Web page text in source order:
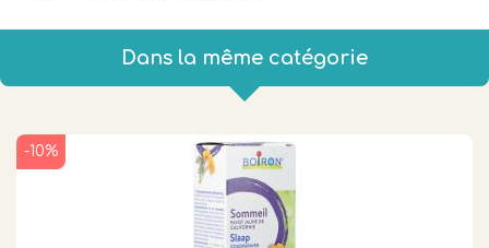
Dans la même catégorie
-10%